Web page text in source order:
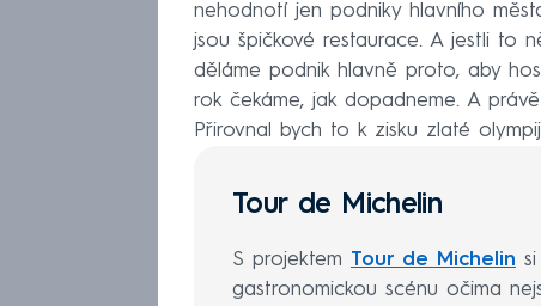
nehodnotí jen podniky hlavního
jsou špičkové restaurace. A jestli to
děláme podnik hlavně proto, aby
rok čekáme, jak dopadneme. A
Přirovnal bych to k zisku zlaté
Tour de Michelin
S projektem Tour de Michelin si
gastronomickou scénu očima